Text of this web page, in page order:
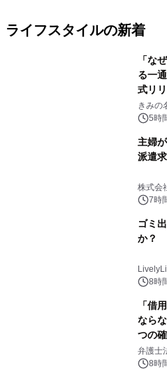
ライフスタイルの新着
「な
る一
式リ
きみの
5時
主婦
派遣
株式会
7時
ゴミ
か？
8時
「借
なら
つの
弁護士
8時